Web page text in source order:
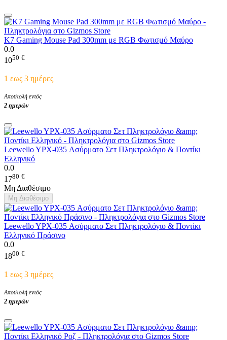
K7 Gaming Mouse Pad 300mm με RGB Φωτισμό Μαύρο
0.0
1050 €
1 εως 3 ημέρες
Αποστολή εντός
2 ημερών
Leewello YPX-035 Ασύρματο Σετ Πληκτρολόγιο & Ποντίκι
Ελληνικό
0.0
1780 €
Μη Διαθέσιμο
Μη Διαθέσιμο
Leewello YPX-035 Ασύρματο Σετ Πληκτρολόγιο & Ποντίκι
Ελληνικό Πράσινο
0.0
1800 €
1 εως 3 ημέρες
Αποστολή εντός
2 ημερών